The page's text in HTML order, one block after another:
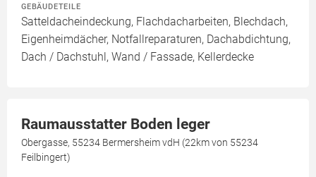
GEBÄUDETEILE
Satteldacheindeckung, Flachdacharbeiten, Blechdach,
Eigenheimdächer, Notfallreparaturen, Dachabdichtung,
Dach / Dachstuhl, Wand / Fassade, Kellerdecke
Raumausstatter Boden leger
Obergasse, 55234 Bermersheim vdH (22km von 55234
Feilbingert)